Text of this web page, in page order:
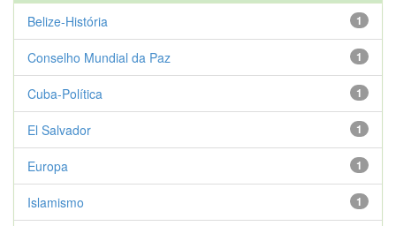
1
Belize-História
1
Conselho Mundial da Paz
1
Cuba-Política
1
El Salvador
1
Europa
1
Islamismo